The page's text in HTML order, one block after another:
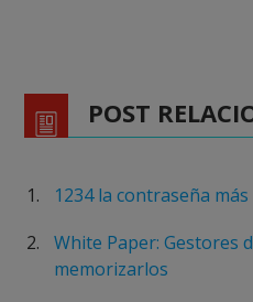
POST
1234 la contraseña
White Paper: Gestores
memorizarlos